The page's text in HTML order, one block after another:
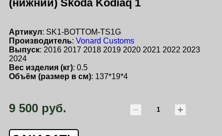
(нижний) Skoda Kodiaq 1
Артикул: SK1-BOTTOM-TS1G
Производитель: Vonard Customs
Выпуск: 2016 2017 2018 2019 2020 2021 2022 2023
2024
Вес изделия (кг): 0.5
Объём (размер в см): 137*19*4
9 500 руб.